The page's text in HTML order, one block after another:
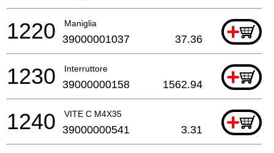
Maniglia +
1220 39000001037 37.36
Interruttore +
1230 39000000158 1562.94
VITE C M4X35 +
1240 39000000541 3.31